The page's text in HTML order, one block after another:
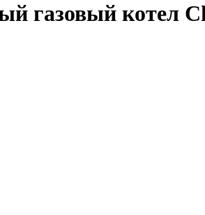
газовый котел